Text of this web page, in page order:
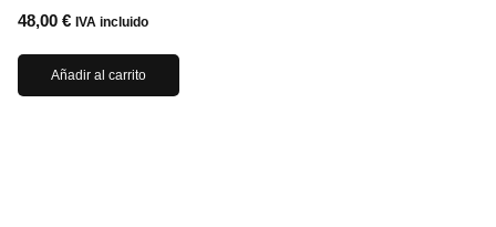
48,00 € IVA incluido
Añadir al carrito